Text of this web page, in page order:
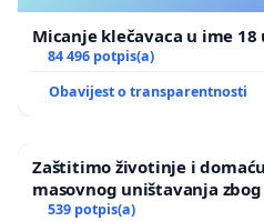
Micanje klečavaca u ime
84 496 potpis(a)
Obavijest o transparentnosti
Zaštitimo životinje i
masovnog uništavanja
539 potpis(a)